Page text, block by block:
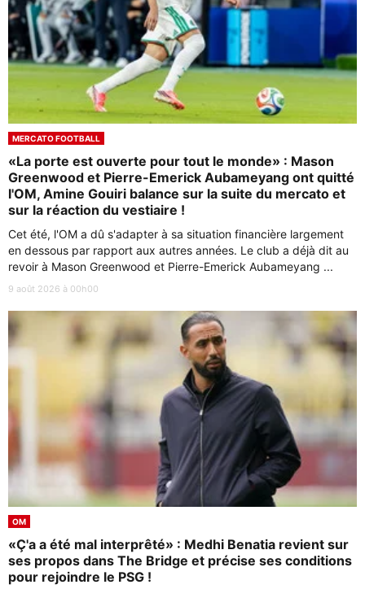
MERCATO FOOTBALL
«La porte est ouverte pour tout le monde» : Mason
Greenwood et Pierre-Emerick Aubameyang ont quitté
l'OM, Amine Gouiri balance sur la suite du mercato et
sur la réaction du vestiaire !
Cet été, l'OM a dû s'adapter à sa situation financière largement
en dessous par rapport aux autres années. Le club a déjà dit au
revoir à Mason Greenwood et Pierre-Emerick Aubameyang ...
9 août 2026 à 00h00
OM
«Ç'a a été mal interprêté» : Medhi Benatia revient sur
ses propos dans The Bridge et précise ses conditions
pour rejoindre le PSG !